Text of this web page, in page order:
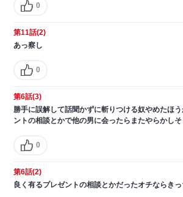
0
第11話(2)
あっ察し
0
第6話(3)
勝手に誤解して話聞かずに斬りつける奴やめたほ
ントの相談とかで他の男に会ったらまたやらかし
0
第6話(2)
良く有るプレゼントの相談とかだったオチならき